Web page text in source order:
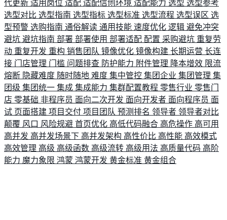
代更新 适用岗位 适配 适配信创环境 适配能力 选型 选型参考
选型对比 选型指南 选型指标 选型标准 选型流程 选型误区 选
型预警 选购指南 通俗解读 通用技能 速度优化 逻辑 避免冲突
避坑 避坑指南 部署 部署使用 部署适配 配置 采购避坑 重复劳
动 重复开发 重构 销售团队 镜像优化 镜像构建 长期运营 长连
接 门店管理 门槛 问题排查 防护能力 附件管理 降本增效 限流
熔断 隐藏难度 随时随地 难度 集中管控 集团企业 集团管理 集
团级 集团统一 集成 集成能力 集群配置教程 零售行业 零售门
店 零基础 非程序员 面向二次开发 面向开发者 面向程序员 面
试 页面搭建 项目交付 项目团队 预测排名 领导者 领导者对比
颠覆 风口 风险规避 首页优化 高低代码融合 高危操作 高可用
高并发 高并发场景下 高并发架构 高性价比 高性能 高效模式
高效管理 高级 高级函数 高级流转 高级用法 高质量代码 高阶
能力 魔力象限 鸿蒙 鸿蒙开发 黄金标准 黄金组合